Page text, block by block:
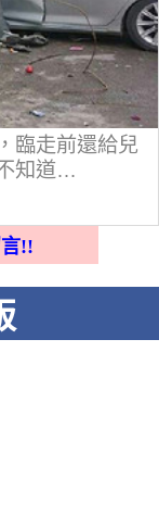
臨走前還給兒
知道…
!!